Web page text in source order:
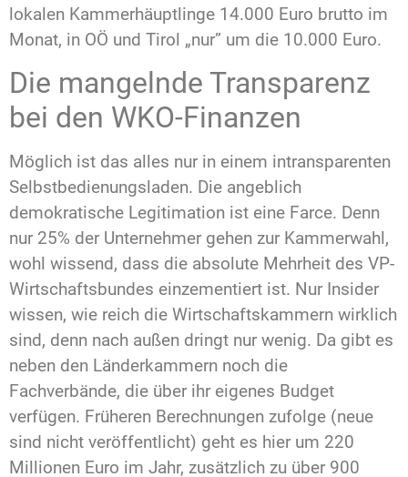
lokalen Kammerhäuptlinge 14.000 Euro brutto im
Monat, in OÖ und Tirol „nur” um die 10.000 Euro.
Die mangelnde Transparenz
bei den WKO-Finanzen
Möglich ist das alles nur in einem intransparenten
Selbstbedienungsladen. Die angeblich
demokratische Legitimation ist eine Farce. Denn
nur 25% der Unternehmer gehen zur Kammerwahl,
wohl wissend, dass die absolute Mehrheit des VP-
Wirtschaftsbundes einzementiert ist. Nur Insider
wissen, wie reich die Wirtschaftskammern wirklich
sind, denn nach außen dringt nur wenig. Da gibt es
neben den Länderkammern noch die
Fachverbände, die über ihr eigenes Budget
verfügen. Früheren Berechnungen zufolge (neue
sind nicht veröffentlicht) geht es hier um 220
Millionen Euro im Jahr, zusätzlich zu über 900